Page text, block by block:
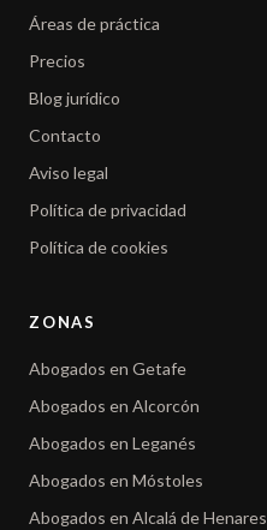
Áreas de práctica
Precios
Blog jurídico
Contacto
Aviso legal
Política de privacidad
Política de cookies
ZONAS
Abogados en Getafe
Abogados en Alcorcón
Abogados en Leganés
Abogados en Móstoles
Abogados en Alcalá de Henares